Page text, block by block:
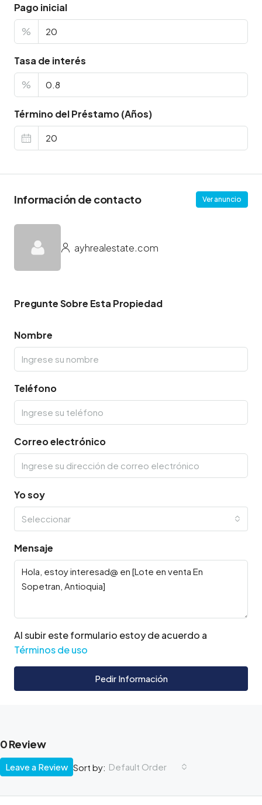
Pago inicial
%
Tasa de interés
%
Término del Préstamo (Años)
Información de contacto Ver anuncio
ayhrealestate.com
Pregunte Sobre Esta Propiedad
Nombre
Teléfono
Correo electrónico
Yo soy
Seleccionar
Mensaje
Al subir este formulario estoy de acuerdo a
Términos de uso
Pedir Información
0 Review
Sort by: Default Order
Leave a Review